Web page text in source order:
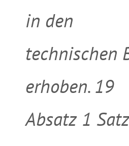
in den
technischen
erhoben. 19
Absatz 1